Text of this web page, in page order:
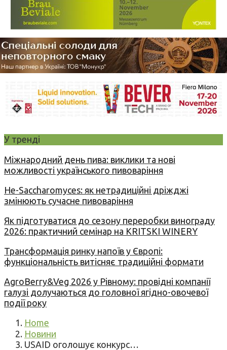
У тренді
Міжнародний день пива: виклики та нові
можливості українського пивоваріння
Не-Saccharomyces: як нетрадиційні дріжджі
змінюють сучасне пивоваріння
Як підготуватися до сезону переробки винограду
2026: практичний семінар на KRITSKI WINERY
Трансформація ринку напоїв у Європі:
функціональність витісняє традиційні формати
AgroBerry&Veg 2026 у Рівному: провідні компанії
галузі долучаються до головної ягідно-овочевої
події року
Home
Новини
USAID оголошує конкурс…